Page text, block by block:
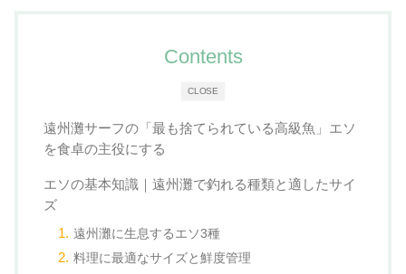
CLOSE
Contents
遠州灘サーフの「最も捨てられている高級魚」エソ
を食卓の主役にする
エソの基本知識｜遠州灘で釣れる種類と適したサイ
ズ
遠州灘に生息するエソ3種
料理に最適なサイズと鮮度管理